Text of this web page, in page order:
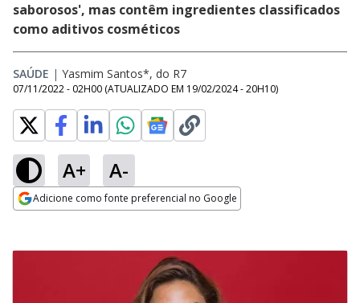
saborosos', mas contêm ingredientes classificados
como aditivos cosméticos
SAÚDE | Yasmim Santos*, do R7
07/11/2022 - 02H00 (ATUALIZADO EM 19/02/2024 - 20H10)
A+ A-
Adicione como fonte preferencial no Google